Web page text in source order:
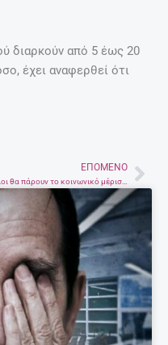
διαρκούν από 5 έως 20
έχει αναφερθεί ότι
ΕΠΌΜΕΝΟ
Ποιοι θα πάρουν το κοινωνικό μέρισμα – Τα σενάρια που εξετάζονται